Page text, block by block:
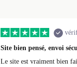
Site bien pensé, envoi
Le site est vraiment bien